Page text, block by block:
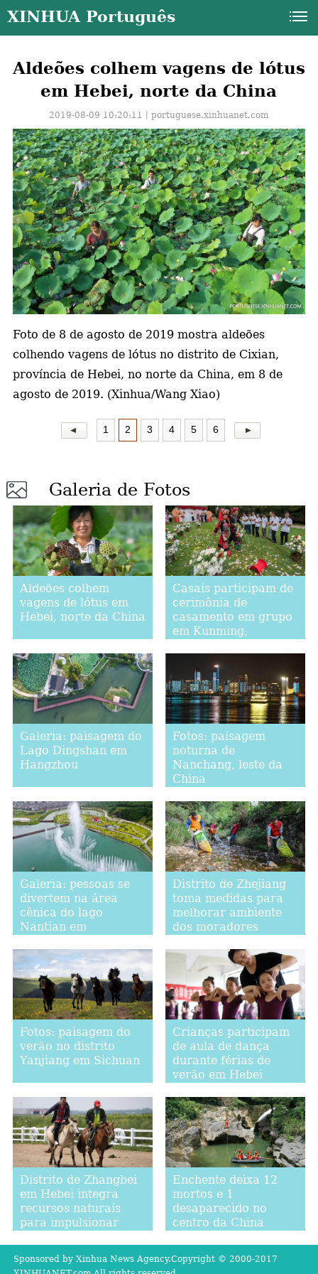
XINHUA Português
Aldeões colhem vagens de lótus
em Hebei, norte da China
2019-08-09 10:20:11丨portuguese.xinhuanet.com
Foto de 8 de agosto de 2019 mostra aldeões
colhendo vagens de lótus no distrito de Cixian,
província de Hebei, no norte da China, em 8 de
agosto de 2019. (Xinhua/Wang Xiao)
1 2 3 4 5 6
Galeria de Fotos
Aldeões colhem
vagens de lótus em
Hebei, norte da China
Casais participam de
cerimônia de
casamento em grupo
em Kunming,
Galeria: paisagem do
Lago Dingshan em
Hangzhou
Fotos: paisagem
noturna de
Nanchang, leste da
China
Galeria: pessoas se
divertem na área
cênica do lago
Nantian em
Distrito de Zhejiang
toma medidas para
melhorar ambiente
dos moradores
Fotos: paisagem do
verão no distrito
Yanjiang em Sichuan
Crianças participam
de aula de dança
durante férias de
verão em Hebei
Distrito de Zhangbei
em Hebei integra
recursos naturais
para impulsionar
Enchente deixa 12
mortos e 1
desaparecido no
centro da China
Sponsored by Xinhua News Agency.Copyright © 2000-2017